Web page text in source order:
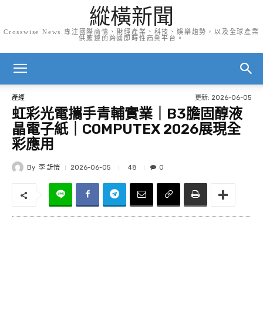
縱橫新聞
Crosswise News 專注國際商情、財經產業、科技、娛樂趨勢，以及全球產業
供應鏈的跨國即時性商業平台。
產經 更新: 2026-06-05
虹彩光電攜手青輔實業｜B3膽固醇液
晶電子紙｜COMPUTEX 2026展現全
彩應用
By 李 訢愷 2026-06-05 48 0